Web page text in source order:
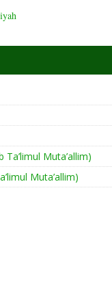
Muta’allim)
Muta’allim)